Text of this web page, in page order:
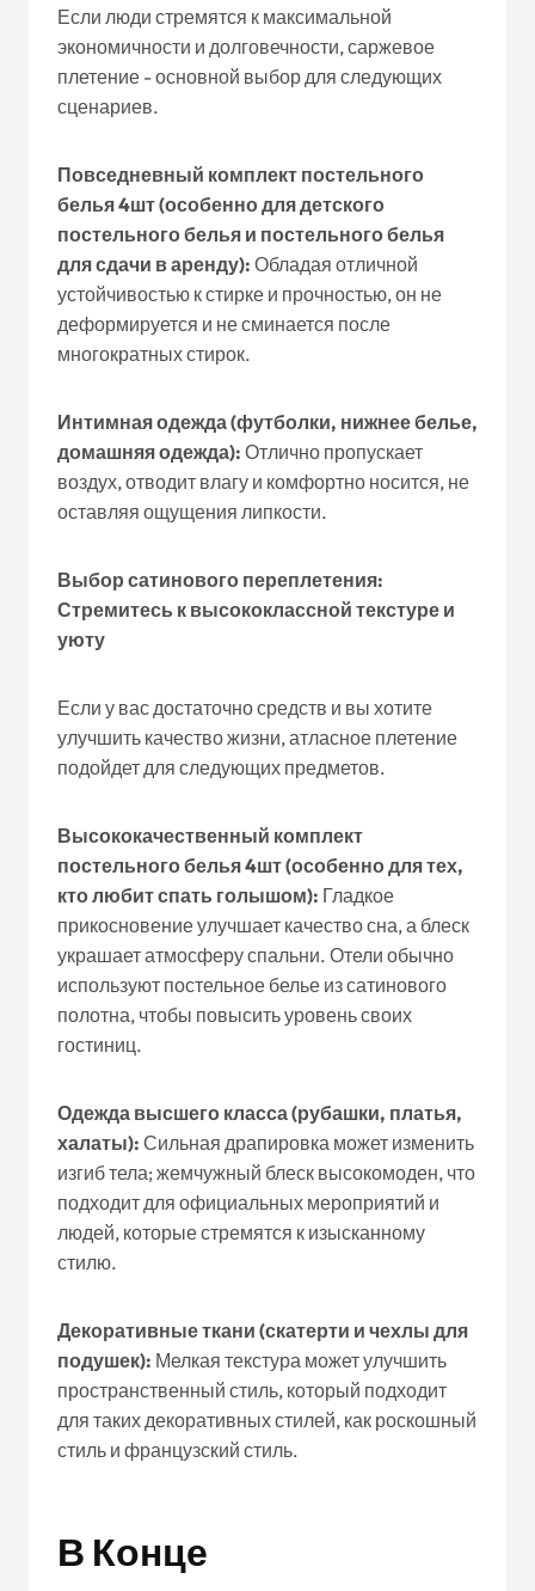
Если люди стремятся к максимальной
экономичности и долговечности, саржевое
плетение - основной выбор для следующих
сценариев.
Повседневный комплект постельного
белья 4шт (особенно для детского
постельного белья и постельного белья
для сдачи в аренду): Обладая отличной
устойчивостью к стирке и прочностью, он не
деформируется и не сминается после
многократных стирок.
Интимная одежда (футболки, нижнее белье,
домашняя одежда): Отлично пропускает
воздух, отводит влагу и комфортно носится, не
оставляя ощущения липкости.
Выбор сатинового переплетения:
Стремитесь к высококлассной текстуре и
уюту
Если у вас достаточно средств и вы хотите
улучшить качество жизни, атласное плетение
подойдет для следующих предметов.
Высококачественный комплект
постельного белья 4шт (особенно для тех,
кто любит спать голышом): Гладкое
прикосновение улучшает качество сна, а блеск
украшает атмосферу спальни. Отели обычно
используют постельное белье из сатинового
полотна, чтобы повысить уровень своих
гостиниц.
Одежда высшего класса (рубашки, платья,
халаты): Сильная драпировка может изменить
изгиб тела; жемчужный блеск высокомоден, что
подходит для официальных мероприятий и
людей, которые стремятся к изысканному
стилю.
Декоративные ткани (скатерти и чехлы для
подушек): Мелкая текстура может улучшить
пространственный стиль, который подходит
для таких декоративных стилей, как роскошный
стиль и французский стиль.
В Конце